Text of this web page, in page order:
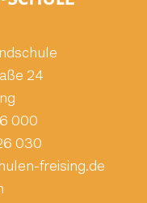
24
000
030
gp.tairaterkes